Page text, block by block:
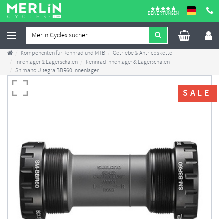
BEWERTUNGEN
Komponenten für Rennrad und MTB
Getriebe & Antriebskette
Innenlager & Lagerschalen
Rennrad Innenlager & Lagerschalen
Shimano Ultegra BBR60 Innenlager
SALE